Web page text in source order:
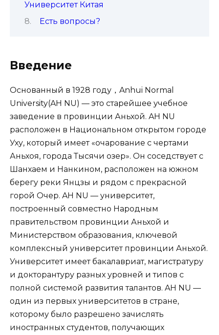
Университет Китая
Есть вопросы?
Введение
Основанный в 1928 году，Anhui Normal
University(AH NU) — это старейшее учебное
заведение в провинции Аньхой. AH NU
расположен в Национальном открытом городе
Уху, который имеет «очарование с чертами
Аньхоя, города Тысячи озер». Он соседствует с
Шанхаем и Нанкином, расположен на южном
берегу реки Янцзы и рядом с прекрасной
горой Очер. AH NU — университет,
построенный совместно Народным
правительством провинции Аньхой и
Министерством образования, ключевой
комплексный университет провинции Аньхой.
Университет имеет бакалавриат, магистратуру
и докторантуру разных уровней и типов с
полной системой развития талантов. AH NU —
один из первых университетов в стране,
которому было разрешено зачислять
иностранных студентов, получающих